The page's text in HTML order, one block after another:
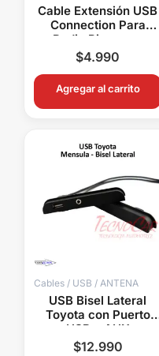
Cable Extensión USB
Connection Para
Radio Pioneer y
Aftermarket
Transferencia y
Carga
$4.990
Agregar al carrito
Cables / USB / ANTENA
USB Bisel Lateral
Toyota con Puerto
USB y AUX
Connection
$12.990